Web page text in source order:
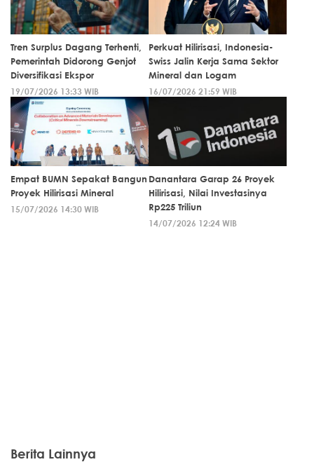
Tren Surplus Dagang Terhenti,
Pemerintah Didorong Genjot
Diversifikasi Ekspor
19/07/2026 13:33 WIB
Perkuat Hilirisasi, Indonesia-
Swiss Jalin Kerja Sama Sektor
Mineral dan Logam
16/07/2026 21:59 WIB
Empat BUMN Sepakat Bangun
Proyek Hilirisasi Mineral
15/07/2026 14:30 WIB
Danantara Garap 26 Proyek
Hilirisasi, Nilai Investasinya
Rp225 Triliun
14/07/2026 12:24 WIB
Berita Lainnya